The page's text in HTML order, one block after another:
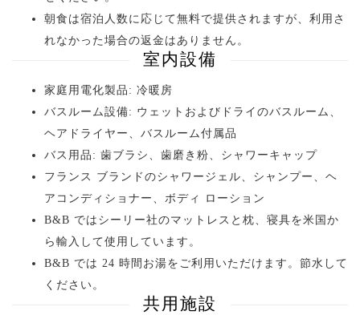
朝食は宿泊人数に応じて無料で提供されますが、利用さ
れなかった場合の返金はありません。
室内設備
家庭用電化製品: 冷暖房
バスルーム設備: ウェットおよびドライのバスルーム、
ヘアドライヤー、バスルーム付属品
バス用品: 歯ブラシ、歯磨き粉、シャワーキャップ
フランス ブランドのシャワージェル、シャンプー、ヘ
アコンディショナー、ボディ ローション
B&B ではシーリー社のマットレスと枕、寝具を米国か
ら輸入して使用しています。
B&B では 24 時間お湯をご利用いただけます。節水して
ください。
共用施設